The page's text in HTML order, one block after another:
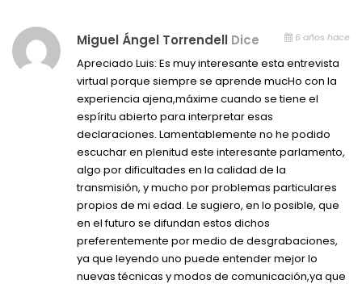
Miguel Ángel Torrendell Dice 6 años hace
Apreciado Luis: Es muy interesante esta entrevista
virtual porque siempre se aprende mucHo con la
experiencia ajena,máxime cuando se tiene el
espíritu abierto para interpretar esas
declaraciones. Lamentablemente no he podido
escuchar en plenitud este interesante parlamento,
algo por dificultades en la calidad de la
transmisión, y mucho por problemas particulares
propios de mi edad. Le sugiero, en lo posible, que
en el futuro se difundan estos dichos
preferentemente por medio de desgrabaciones,
ya que leyendo uno puede entender mejor lo
nuevas técnicas y modos de comunicación,ya que